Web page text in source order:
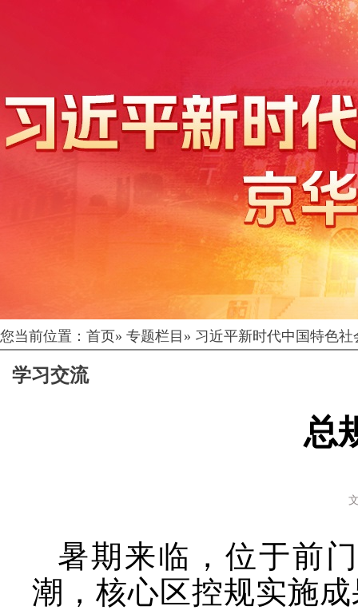
您当前位置： 首页» 专题栏目 » 习近平新时代中国特色
学习交流
总
暑期来临，位于前
潮，核心区控规实施